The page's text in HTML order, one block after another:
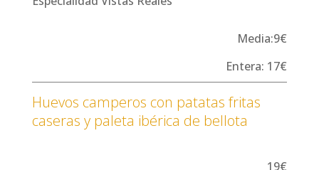
Media:9€
Entera: 17€
Huevos camperos con patatas fritas
caseras y paleta ibérica de bellota
19€